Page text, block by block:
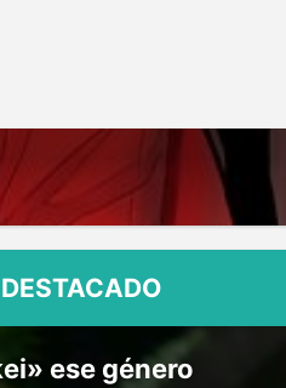
DESTACADO
ese género